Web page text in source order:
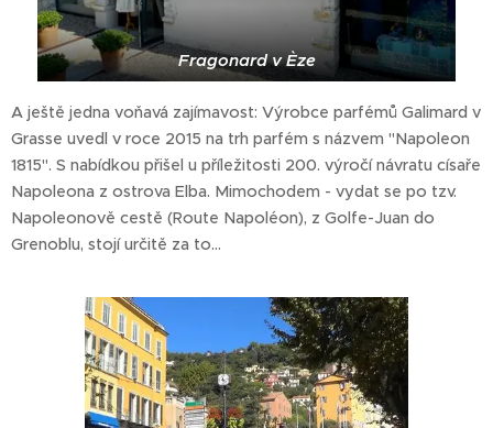
Fragonard v Èze
A ještě jedna voňavá zajímavost: Výrobce parfémů Galimard v
Grasse uvedl v roce 2015 na trh parfém s názvem "Napoleon
1815". S nabídkou přišel u příležitosti 200. výročí návratu císaře
Napoleona z ostrova Elba. Mimochodem - vydat se po tzv.
Napoleonově cestě (Route Napoléon), z Golfe-Juan do
Grenoblu, stojí určitě za to...